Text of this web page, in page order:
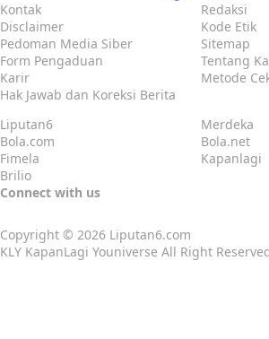
Kontak
Redaksi
Disclaimer
Kode Etik
Pedoman Media Siber
Sitemap
Form Pengaduan
Tentang
Karir
Metode
Hak Jawab dan Koreksi Berita
Liputan6
Merdeka
Bola.com
Bola.net
Fimela
Kapanlagi
Brilio
Connect with us
Copyright © 2026 Liputan6.com
KLY KapanLagi Youniverse All Right